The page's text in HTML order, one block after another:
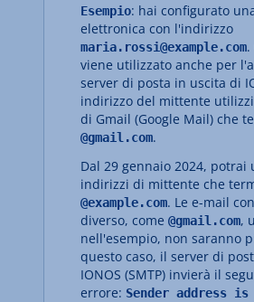
Esempio: hai configurato
elettronica con l'indirizzo
maria.rossi@example.com
viene utilizzato anche per
server di posta in uscita di
indirizzo del mittente
di Gmail (Google Mail) che
@gmail.com.
Dal 29 gennaio 2024, potrai
indirizzi di mittente che
@example.com. Le e-mail
diverso, come @gmail.com,
nell'esempio, non saranno
questo caso, il server di
IONOS (SMTP) invierà il
errore: Sender address